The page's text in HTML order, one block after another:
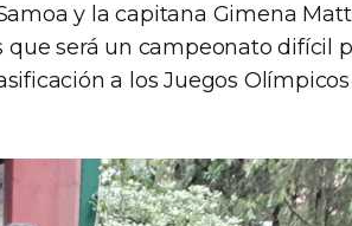
y la capitana Gimena
que será un campeonato difícil
a los Juegos